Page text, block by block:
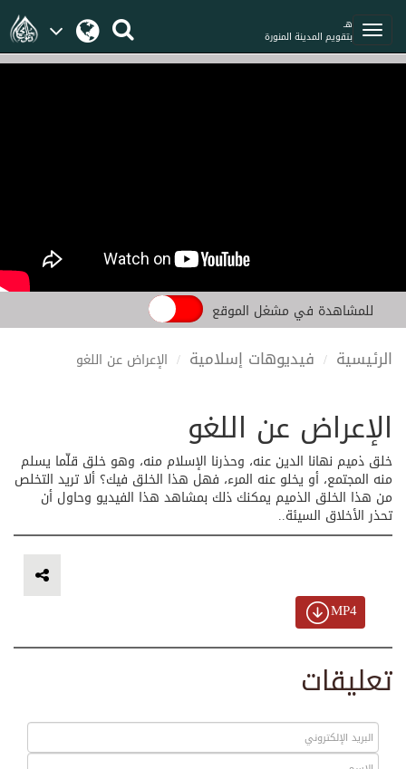
هـ
بتقويم المدينة المنورة
للمشاهدة في مشغل الموقع
الرئيسية فيديوهات إسلامية الإعراض عن اللغو
الإعراض عن اللغو
خلق ذميم نهانا الدين عنه، وحذرنا الإسلام منه، وهو خلق قلّما يسلم
منه المجتمع، أو يخلو عنه المرء، فهل هذا الخلق فيك؟ ألا تريد التخلص
من هذا الخلق الذميم يمكنك ذلك بمشاهد هذا الفيديو وحاول أن
تحذر الأخلاق السيئة..
MP4
تعليقات